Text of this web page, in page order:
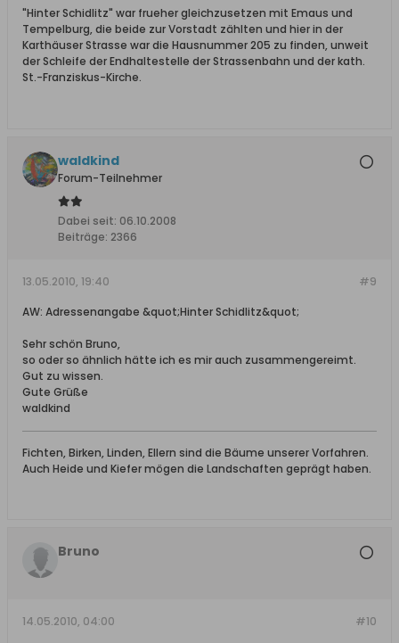
"Hinter Schidlitz" war frueher gleichzusetzen mit Emaus und
Tempelburg, die beide zur Vorstadt zählten und hier in der
Karthäuser Strasse war die Hausnummer 205 zu finden, unweit
der Schleife der Endhaltestelle der Strassenbahn und der kath.
St.-Franziskus-Kirche.
waldkind
Forum-Teilnehmer
Dabei seit: 06.10.2008
Beiträge: 2366
#9
13.05.2010, 19:40
AW: Adressenangabe &quot;Hinter Schidlitz&quot;
Sehr schön Bruno,
so oder so ähnlich hätte ich es mir auch zusammengereimt.
Gut zu wissen.
Gute Grüße
waldkind
Fichten, Birken, Linden, Ellern sind die Bäume unserer Vorfahren.
Auch Heide und Kiefer mögen die Landschaften geprägt haben.
Bruno
#10
14.05.2010, 04:00